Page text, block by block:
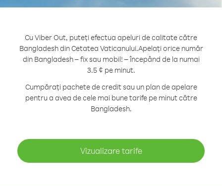
Cu Viber Out, puteți efectua apeluri de calitate către
Bangladesh din Cetatea Vaticanului.Apelați orice număr
din Bangladesh – fix sau mobil! – începând de la numai
3.5 ¢ pe minut.
Cumpărați pachete de credit sau un plan de apelare
pentru a avea de cele mai bune tarife pe minut către
Bangladesh.
Vizualizare tarife